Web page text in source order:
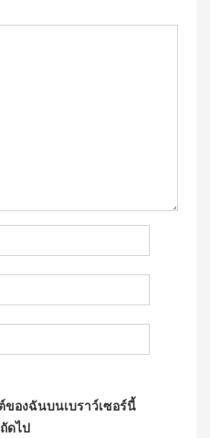
ของฉันบนเบราว์เซอร์นี้
ดไป